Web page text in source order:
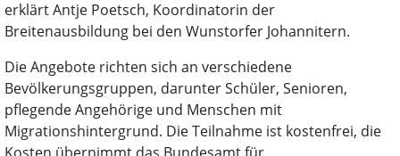
erklärt Antje Poetsch, Koordinatorin der
Breitenausbildung bei den Wunstorfer Johannitern.
Die Angebote richten sich an verschiedene
Bevölkerungsgruppen, darunter Schüler, Senioren,
pflegende Angehörige und Menschen mit
Migrationshintergrund. Die Teilnahme ist kostenfrei, die